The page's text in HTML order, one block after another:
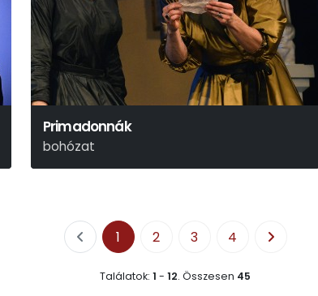
Primadonnák
bohózat
Ken Ludwig
1 2 3 4
Találatok: 1 - 12. Összesen 45